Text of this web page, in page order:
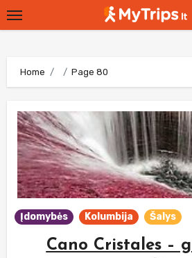
Skip
to
Home Page 80
Įdomybės Kolumbija Šalys
Cano Cristales –